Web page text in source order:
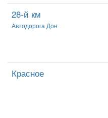
28-й км
Автодорога Дон
Красное